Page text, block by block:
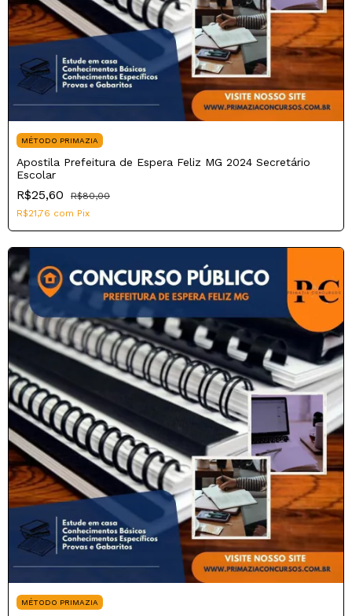
MÉTODO PRIMAZIA
Apostila Prefeitura de Espera Feliz MG 2024 Secretário
Escolar
R$25,60
R$80,00
R$21,76 com Pix
MÉTODO PRIMAZIA